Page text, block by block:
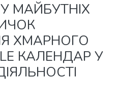
МАЙБУТНІХ
ХМАРНОГО
КАЛЕНДАР У